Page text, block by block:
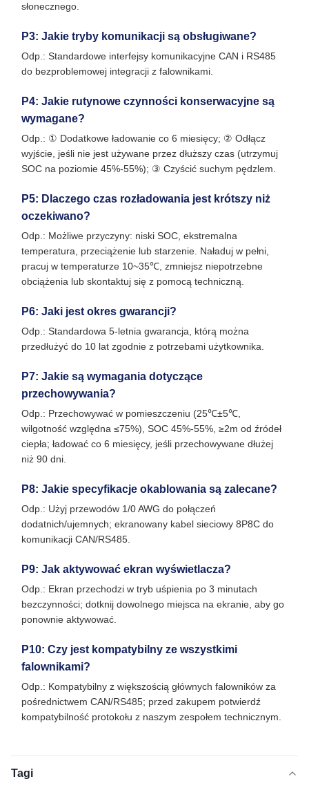
słonecznego.
P3: Jakie tryby komunikacji są obsługiwane?
Odp.: Standardowe interfejsy komunikacyjne CAN i RS485
do bezproblemowej integracji z falownikami.
P4: Jakie rutynowe czynności konserwacyjne są
wymagane?
Odp.: ① Dodatkowe ładowanie co 6 miesięcy; ② Odłącz
wyjście, jeśli nie jest używane przez dłuższy czas (utrzymuj
SOC na poziomie 45%-55%); ③ Czyścić suchym pędzlem.
P5: Dlaczego czas rozładowania jest krótszy niż
oczekiwano?
Odp.: Możliwe przyczyny: niski SOC, ekstremalna
temperatura, przeciążenie lub starzenie. Naładuj w pełni,
pracuj w temperaturze 10~35℃, zmniejsz niepotrzebne
obciążenia lub skontaktuj się z pomocą techniczną.
P6: Jaki jest okres gwarancji?
Odp.: Standardowa 5-letnia gwarancja, którą można
przedłużyć do 10 lat zgodnie z potrzebami użytkownika.
P7: Jakie są wymagania dotyczące
przechowywania?
Odp.: Przechowywać w pomieszczeniu (25℃±5℃,
wilgotność względna ≤75%), SOC 45%-55%, ≥2m od źródeł
ciepła; ładować co 6 miesięcy, jeśli przechowywane dłużej
niż 90 dni.
P8: Jakie specyfikacje okablowania są zalecane?
Odp.: Użyj przewodów 1/0 AWG do połączeń
dodatnich/ujemnych; ekranowany kabel sieciowy 8P8C do
komunikacji CAN/RS485.
P9: Jak aktywować ekran wyświetlacza?
Odp.: Ekran przechodzi w tryb uśpienia po 3 minutach
bezczynności; dotknij dowolnego miejsca na ekranie, aby go
ponownie aktywować.
P10: Czy jest kompatybilny ze wszystkimi
falownikami?
Odp.: Kompatybilny z większością głównych falowników za
pośrednictwem CAN/RS485; przed zakupem potwierdź
kompatybilność protokołu z naszym zespołem technicznym.
Tagi